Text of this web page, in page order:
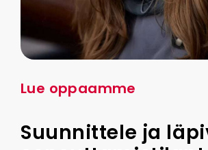
Lue oppaamme
Suunnittele ja